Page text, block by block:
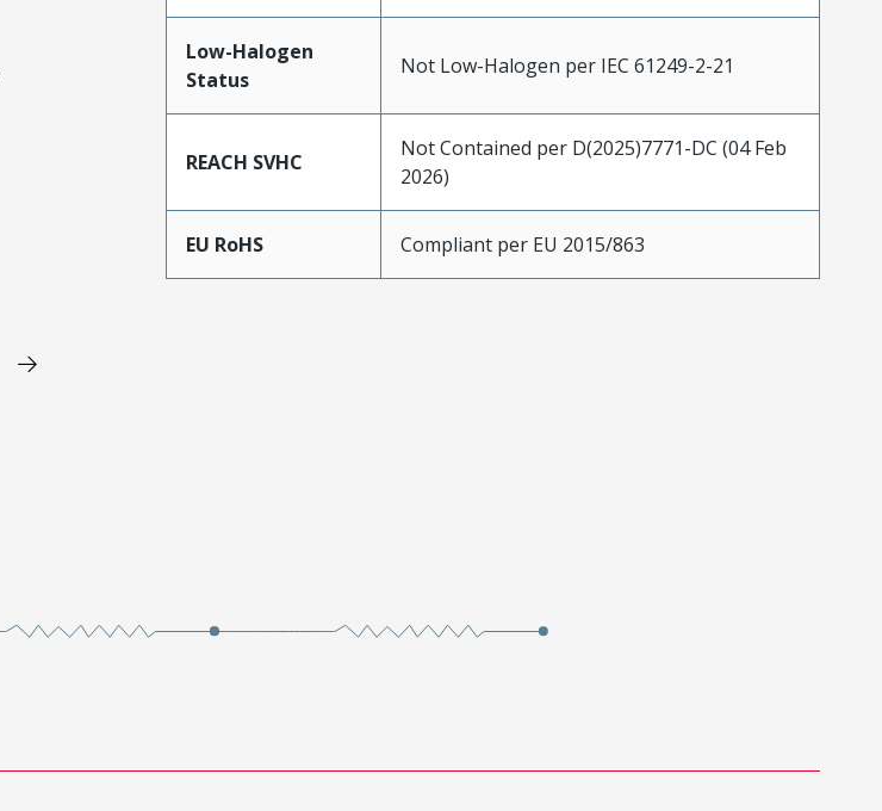
Low-Halogen
Status
Not Low-Halogen per IEC 61249-2-21
REACH SVHC
Not Contained per D(2025)7771-DC (04 Feb
2026)
EU RoHS Compliant per EU 2015/863